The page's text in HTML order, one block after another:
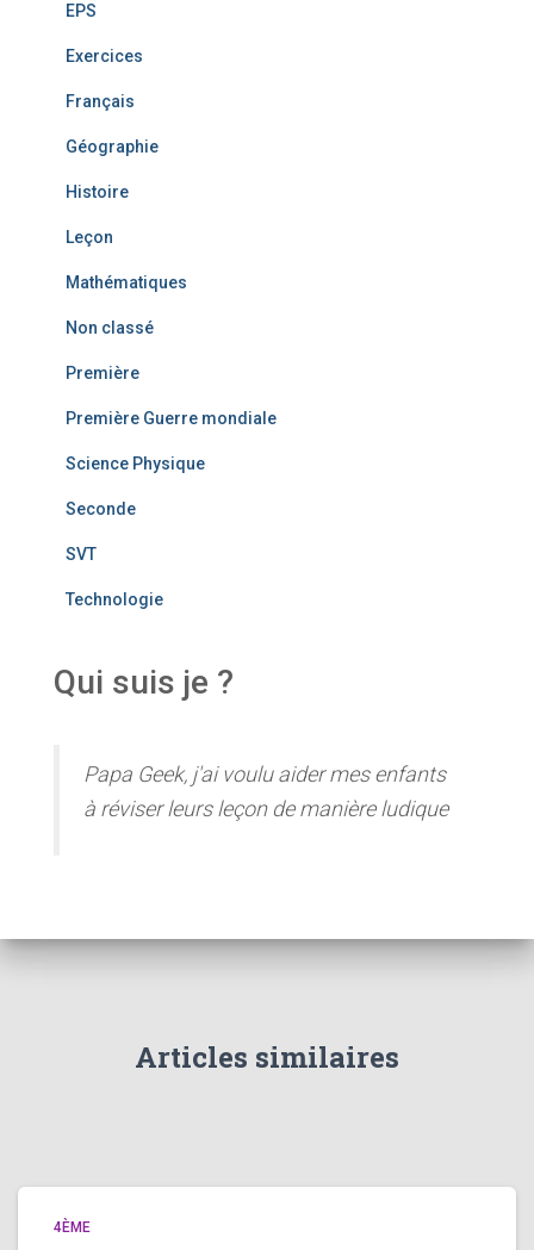
EPS
Exercices
Français
Géographie
Histoire
Leçon
Mathématiques
Non classé
Première
Première Guerre mondiale
Science Physique
Seconde
SVT
Technologie
Qui suis je ?
Papa Geek, j'ai voulu aider mes enfants
à réviser leurs leçon de manière ludique
Articles similaires
4ÈME